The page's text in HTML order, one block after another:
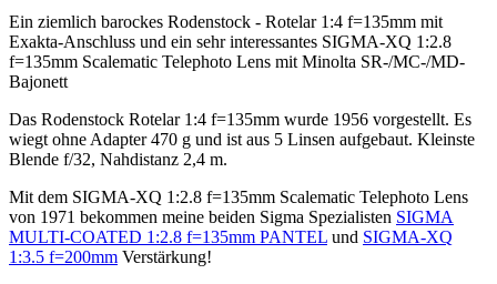
Ein ziemlich barockes Rodenstock - Rotelar 1:4 f=135mm mit
Exakta-Anschluss und ein sehr interessantes SIGMA-XQ 1:2.8
f=135mm Scalematic Telephoto Lens mit Minolta SR-/MC-/MD-
Bajonett
Das Rodenstock Rotelar 1:4 f=135mm wurde 1956 vorgestellt. Es
wiegt ohne Adapter 470 g und ist aus 5 Linsen aufgebaut. Kleinste
Blende f/32, Nahdistanz 2,4 m.
Mit dem SIGMA-XQ 1:2.8 f=135mm Scalematic Telephoto Lens
von 1971 bekommen meine beiden Sigma Spezialisten SIGMA
MULTI-COATED 1:2.8 f=135mm PANTEL und SIGMA-XQ
1:3.5 f=200mm Verstärkung!